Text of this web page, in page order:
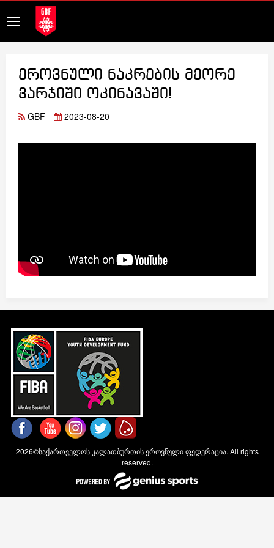
ეროვნული ნაკრების მეორე
ვარჯიში ოკინავაში!
GBF 2023-08-20
2026©საქართველოს კალათბურთის ეროვნული ფედერაცია. All rights
reserved.